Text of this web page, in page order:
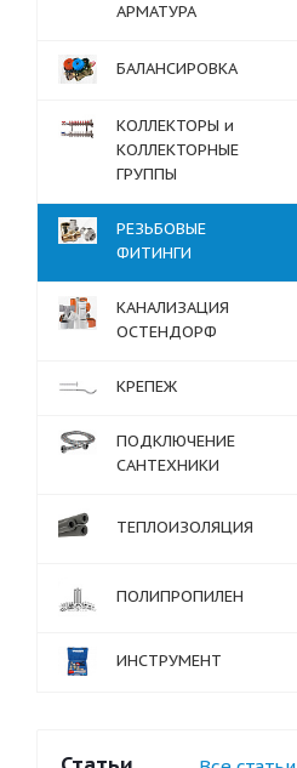
АРМАТУРА
БАЛАНСИРОВКА
КОЛЛЕКТОРЫ и
КОЛЛЕКТОРНЫЕ
ГРУППЫ
РЕЗЬБОВЫЕ
ФИТИНГИ
КАНАЛИЗАЦИЯ
ОСТЕНДОРФ
КРЕПЕЖ
ПОДКЛЮЧЕНИЕ
САНТЕХНИКИ
ТЕПЛОИЗОЛЯЦИЯ
ПОЛИПРОПИЛЕН
ИНСТРУМЕНТ